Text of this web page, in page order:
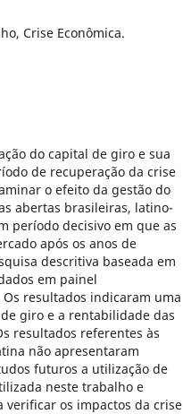
Crise Econômica.
do capital de giro e sua
de recuperação da crise
o efeito da gestão do
abertas brasileiras, latino-
período decisivo em que as
após os anos de
descritiva baseada em
em painel
resultados indicaram uma
giro e a rentabilidade das
resultados referentes às
não apresentaram
futuros a utilização de
neste trabalho e
verificar os impactos da crise